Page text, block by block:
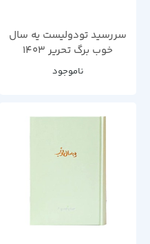
سررسید تودولیست یه سال
خوب برگ تحریر 1403
ناموجود